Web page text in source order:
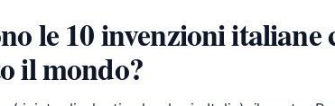
le 10 invenzioni italiane
il mondo?